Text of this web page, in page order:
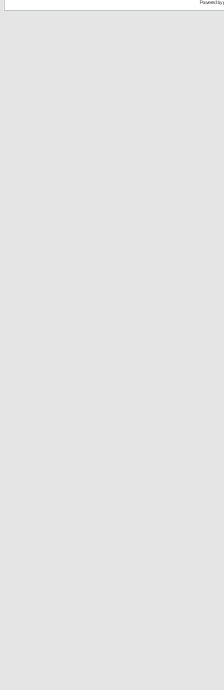
Powered by